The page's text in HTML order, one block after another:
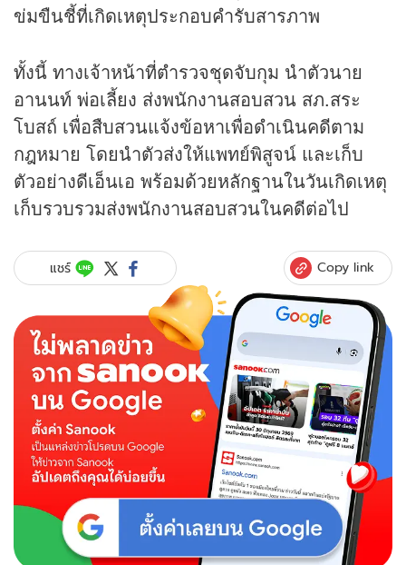
ข่มขืนชี้ที่เกิดเหตุประกอบคำรับสารภาพ
ทั้งนี้ ทางเจ้าหน้าที่ตำรวจชุดจับกุม นำตัวนาย
อานนท์ พ่อเลี้ยง ส่งพนักงานสอบสวน สภ.สระ
โบสถ์ เพื่อสืบสวนแจ้งข้อหาเพื่อดำเนินคดีตาม
กฎหมาย โดยนำตัวส่งให้แพทย์พิสูจน์ และเก็บ
ตัวอย่างดีเอ็นเอ พร้อมด้วยหลักฐานในวันเกิดเหตุ
เก็บรวบรวมส่งพนักงานสอบสวนในคดีต่อไป
แชร์ Copy link